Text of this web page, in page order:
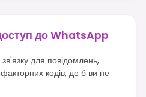
до WhatsApp
для повідомлень,
кодів, де б ви не